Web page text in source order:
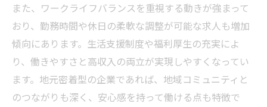
また、ワークライフバランスを重視する動きが強まって
おり、勤務時間や休日の柔軟な調整が可能な求人も増加
傾向にあります。生活支援制度や福利厚生の充実によ
り、働きやすさと高収入の両立が実現しやすくなってい
ます。地元密着型の企業であれば、地域コミュニティと
のつながりも深く、安心感を持って働ける点も特徴で